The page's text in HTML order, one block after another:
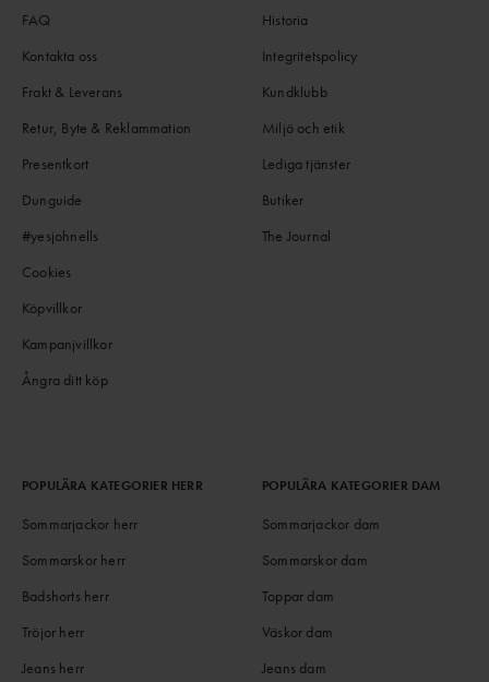
FAQ
Kontakta oss
Frakt & Leverans
Retur, Byte & Reklammation
Presentkort
Dunguide
#yesjohnells
Cookies
Köpvillkor
Kampanjvillkor
Ångra ditt köp
Historia
Integritetspolicy
Kundklubb
Miljö och etik
Lediga tjänster
Butiker
The Journal
POPULÄRA KATEGORIER HERR
Sommarjackor herr
Sommarskor herr
Badshorts herr
Tröjor herr
Jeans herr
POPULÄRA KATEGORIER DAM
Sommarjackor dam
Sommarskor dam
Toppar dam
Väskor dam
Jeans dam